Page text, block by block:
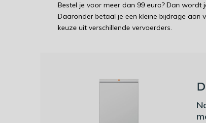
Bestel je voor meer dan 99 euro? Dan
Daaronder betaal je een kleine bijdrage aan
keuze uit verschillende vervoerders.